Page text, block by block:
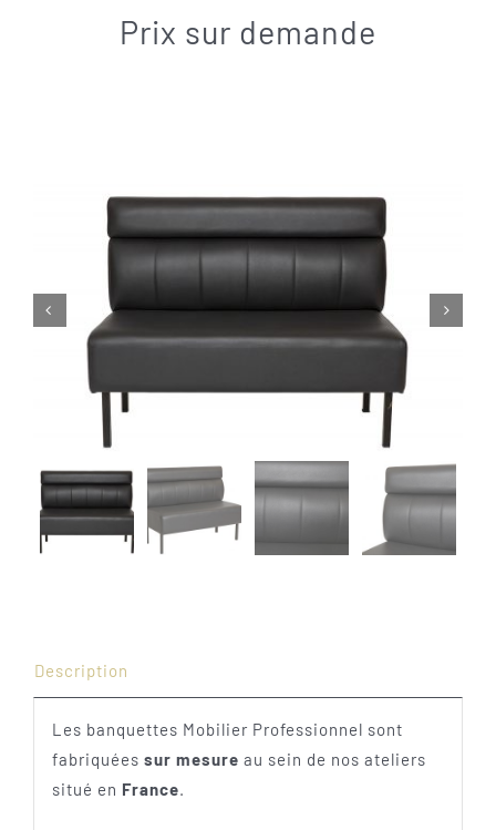
Prix sur demande
 
Description
Les banquettes Mobilier Professionnel sont
fabriquées sur mesure au sein de nos ateliers
situé en France.